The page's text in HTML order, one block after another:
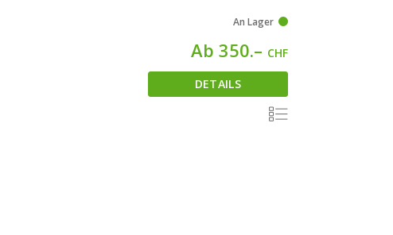
An Lager
Ab 350.– CHF
DETAILS